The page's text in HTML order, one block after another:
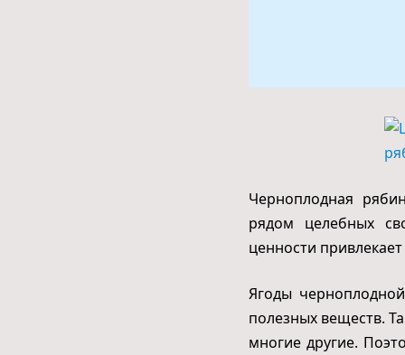
Черноплодная
рядом целебных
ценности
Ягоды
полезных веществ.
многие другие.